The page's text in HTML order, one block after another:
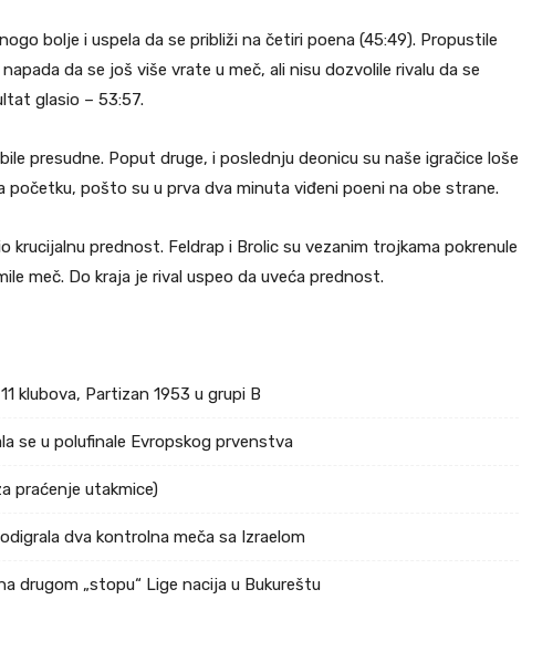
bolje i uspela da se približi na četiri poena (45:49). Propustile
da se još više vrate u meč, ali nisu dozvolile rivalu da se
glasio – 53:57.
presudne. Poput druge, i poslednju deonicu su naše igračice loše
početku, pošto su u prva dva minuta viđeni poeni na obe strane.
krucijalnu prednost. Feldrap i Brolic su vezanim trojkama pokrenule
meč. Do kraja je rival uspeo da uveća prednost.
klubova, Partizan 1953 u grupi B
se u polufinale Evropskog prvenstva
praćenje utakmice)
dva kontrolna meča sa Izraelom
drugom „stopu“ Lige nacija u Bukureštu